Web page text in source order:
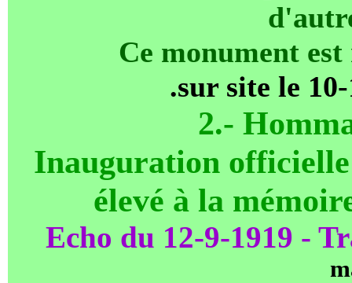
Ce monument
.sur site le
2.-
Inauguration
élevé à la
Echo du 12-9-1919 -